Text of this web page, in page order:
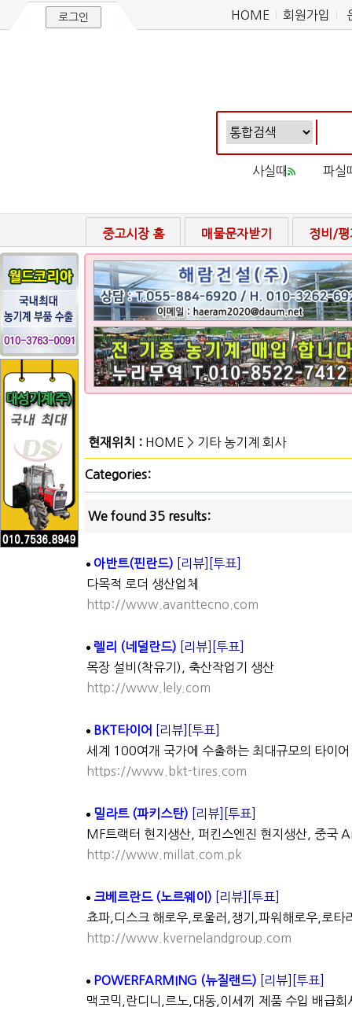
로그인 HOME 회원가입
사실때 파실
중고시장 홈 매물문자받기 정비/평
현재위치 : HOME > 기타 농기계 회사
Categories:
We found 35 results:
아반트(핀란드) [리뷰]
[투표]
다목적 로더 생산업체
http://www.avanttecno.com
렐리 (네덜란드) [리뷰]
[투표]
목장 설비(착유기), 축산작업기 생산
http://www.lely.com
BKT타이어 [리뷰]
[투표]
세계 100여개 국가에 수출하는 최대규모의 타이어
https://www.bkt-tires.com
밀라트 (파키스탄) [리뷰]
[투표]
MF트랙터 현지생산, 퍼킨스엔진 현지생산, 중국
http://www.millat.com.pk
크베르란드 (노르웨이) [리뷰]
[투표]
쵸파,디스크 해로우,로울러,쟁기,파워해로우,로타
http://www.kvernelandgroup.com
POWERFARMING (뉴질랜드) [리뷰]
[투표]
맥코믹,란디니,르노,대동,이세끼 제품 수입 배급회